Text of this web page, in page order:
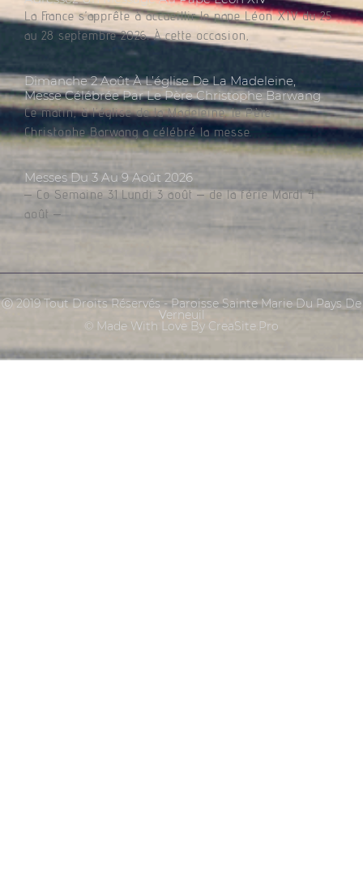
La France s’apprête à accueillir le pape Léon XIV du 25
au 28 septembre 2026. À cette occasion,
Dimanche 2 Août À L’église De La Madeleine,
Messe Célébrée Par Le Père Christophe Barwang
Ce matin, à l’église de la Madeleine, le Père
Christophe Barwang a célébré la messe.
Messes Du 3 Au 9 Août 2026
– Co Semaine 31 Lundi 3 août – de la férie Mardi 4
août –
Ⓒ 2019 Tout Droits Réservés - Paroisse Sainte Marie Du Pays De
Verneuil
© Made With Love By CreaSite.Pro